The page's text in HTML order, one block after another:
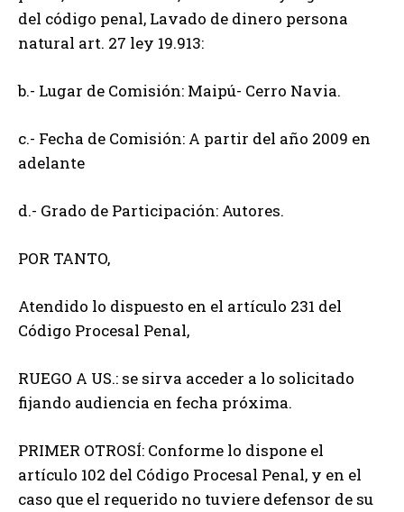
del código penal, Lavado de dinero persona
natural art. 27 ley 19.913:
b.- Lugar de Comisión: Maipú- Cerro Navia.
c.- Fecha de Comisión: A partir del año 2009 en
adelante
d.- Grado de Participación: Autores.
POR TANTO,
Atendido lo dispuesto en el artículo 231 del
Código Procesal Penal,
RUEGO A US.: se sirva acceder a lo solicitado
fijando audiencia en fecha próxima.
PRIMER OTROSÍ: Conforme lo dispone el
artículo 102 del Código Procesal Penal, y en el
caso que el requerido no tuviere defensor de su